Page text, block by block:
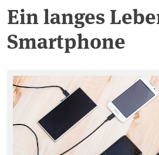
Ein langes
Smartphone